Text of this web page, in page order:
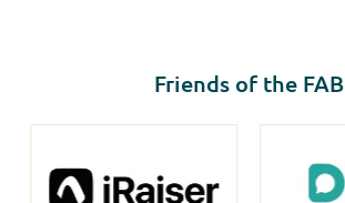
Friends of the FAB